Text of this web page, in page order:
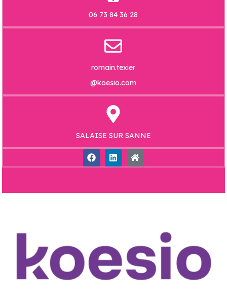
06 73 84 36 28
romain.texier
@koesio.com
SALAISE SUR SANNE